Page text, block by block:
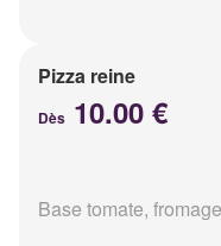
Pizza reine
Dès 10.00 €
Base tomate,